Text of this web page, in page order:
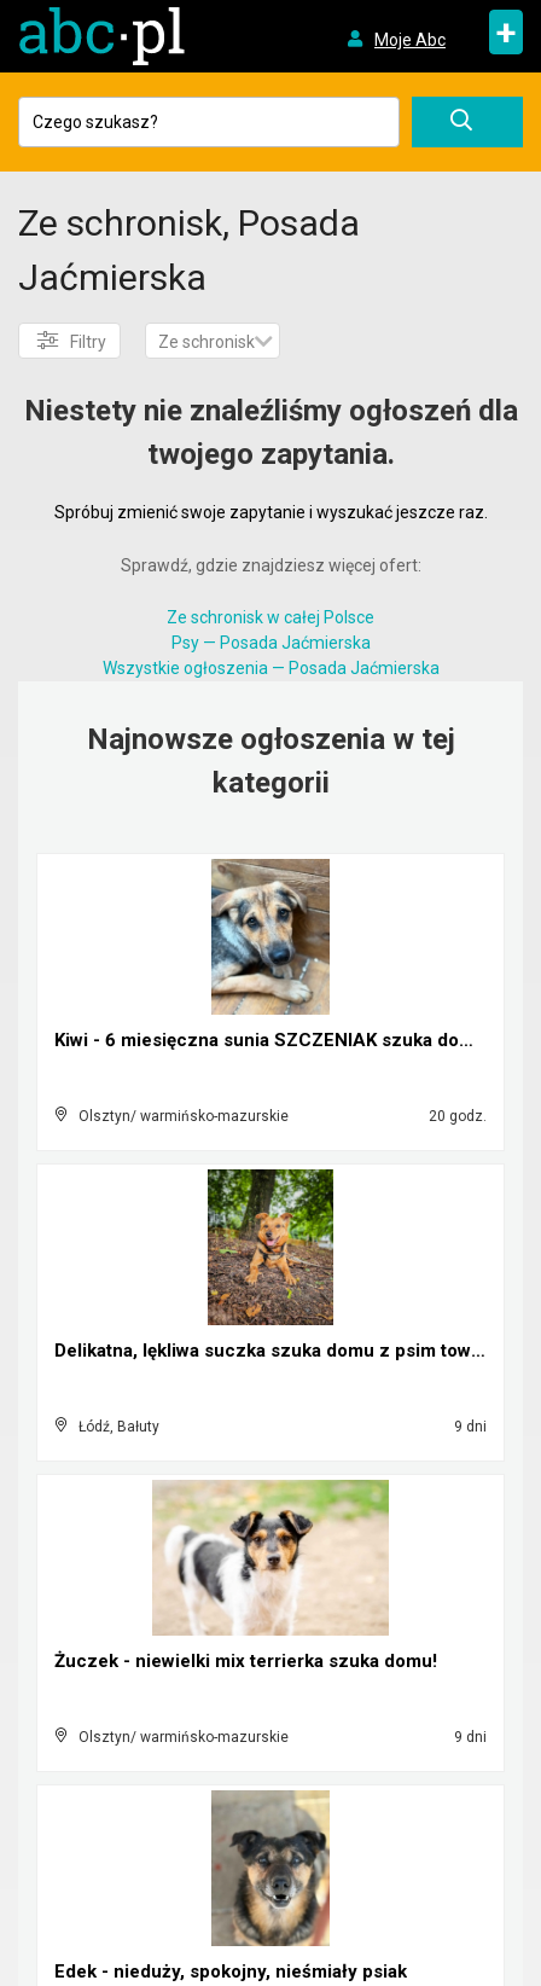
Moje Abc +
Ze schronisk, Posada
Jaćmierska
Filtry Ze schronisk
Niestety nie znaleźliśmy ogłoszeń dla
twojego zapytania.
Spróbuj zmienić swoje zapytanie i wyszukać jeszcze raz.
Sprawdź, gdzie znajdziesz więcej ofert:
Ze schronisk w całej Polsce
Psy — Posada Jaćmierska
Wszystkie ogłoszenia — Posada Jaćmierska
Najnowsze ogłoszenia w tej
kategorii
Kiwi - 6 miesięczna sunia SZCZENIAK szuka domu!
Olsztyn/ warmińsko-mazurskie 20 godz.
Delikatna, lękliwa suczka szuka domu z psim towarz...
Łódź, Bałuty 9 dni
Żuczek - niewielki mix terrierka szuka domu!
Olsztyn/ warmińsko-mazurskie 9 dni
Edek - nieduży, spokojny, nieśmiały psiak